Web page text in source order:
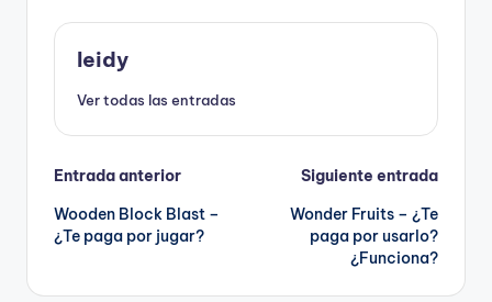
leidy
Ver todas las entradas
Navegación
de
Entrada anterior
Wooden Block Blast –
¿Te paga por jugar?
Siguiente entrada
Wonder Fruits – ¿Te
paga por usarlo?
¿Funciona?